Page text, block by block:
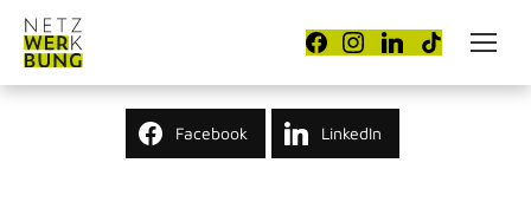
Facebook LinkedIn